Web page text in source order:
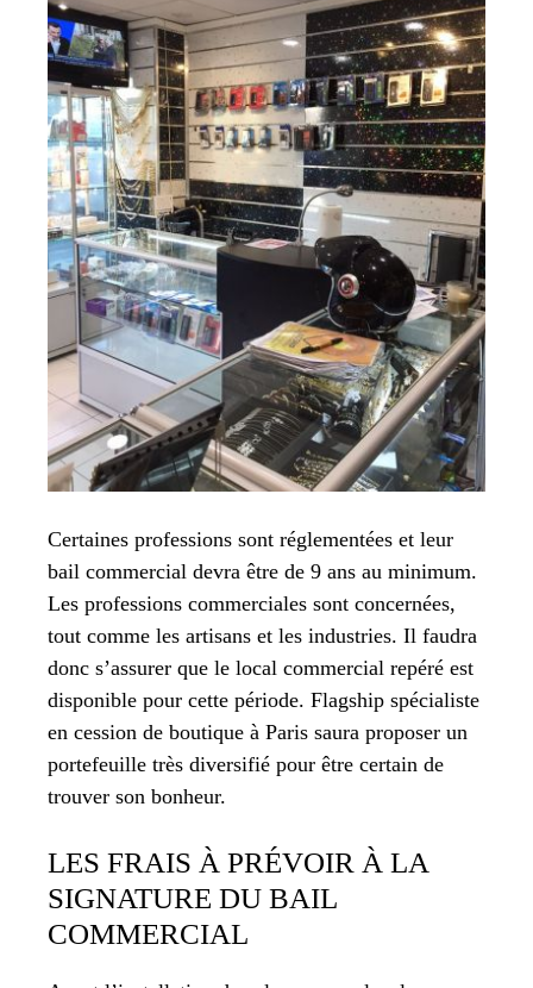
Certaines professions sont réglementées et leur
bail commercial devra être de 9 ans au minimum.
Les professions commerciales sont concernées,
tout comme les artisans et les industries. Il faudra
donc s’assurer que le local commercial repéré est
disponible pour cette période. Flagship spécialiste
en cession de boutique à Paris saura proposer un
portefeuille très diversifié pour être certain de
trouver son bonheur.
LES FRAIS À PRÉVOIR À LA
SIGNATURE DU BAIL
COMMERCIAL